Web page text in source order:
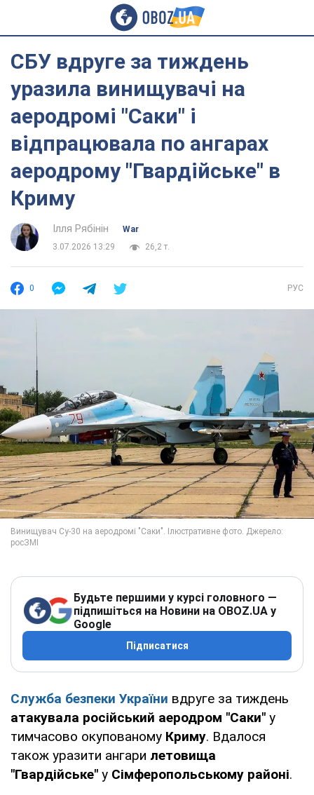
СБУ вдруге за тиждень
уразила винищувачі на
аеродромі "Саки" і
відпрацювала по ангарах
аеродрому "Гвардійське" в
Криму
Ілля Рябінін
War
3.07.2026 13:29
26,2 т.
0 РУС
Будьте першими у курсі головного —
підпишіться на Новини на OBOZ.UA у
Google
Підписатися
Служба безпеки України вдруге за тиждень
атакувала російський аеродром "Саки" у
тимчасово окупованому Криму. Вдалося
також уразити ангари летовища
"Гвардійське" у Сімферопольському районі.